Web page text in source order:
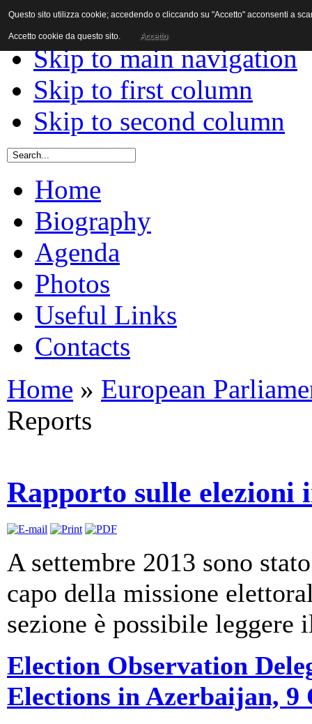
Skip to content
Skip to main navigation
Skip to first column
Skip to second column
Home
Biography
Agenda
Photos
Useful Links
Contacts
Home » European
Reports
Rapporto sulle elezioni
A settembre 2013 sono
capo della missione
sezione è possibile leggere
Election Observation
Elections in Azerbaijan, 9
Questo sito utilizza cookie; accedendo o cliccando su "Accetto" acconsenti a
Accetto cookie da questo sito. Accetto